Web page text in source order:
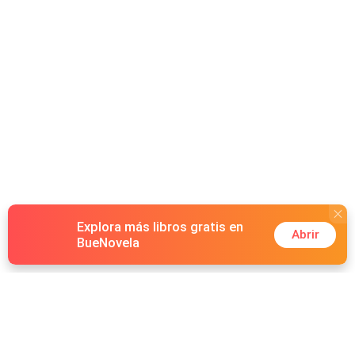
Explora más libros gratis en
BueNovela
Abrir